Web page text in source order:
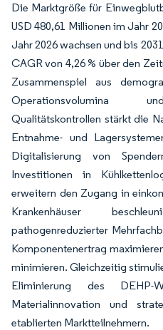
Die Marktgröße für
USD 480,61 Millionen im Jahr
Jahr 2026 wachsen und bis
CAGR von 4,26 % über den
Zusammenspiel aus
Operationsvolumina
Qualitätskontrollen stärkt die
Entnahme- und
Digitalisierung von
Investitionen in
erweitern den Zugang in
Krankenhäuser
pathogenreduzierter
Komponentenertrag
minimieren. Gleichzeitig
Eliminierung des DEHP-
Materialinnovation und
etablierten Marktteilnehmern.